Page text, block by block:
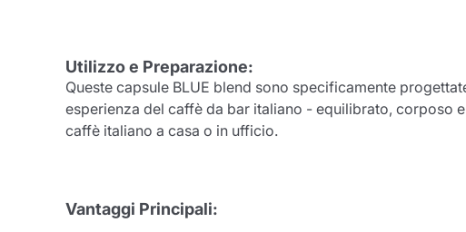
Utilizzo e Preparazione:
Queste capsule BLUE blend sono specificamente
esperienza del caffè da bar italiano - equilibrato, corposo
caffè italiano a casa o in ufficio.
Vantaggi Principali: